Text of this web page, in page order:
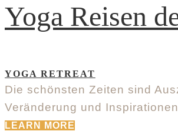
Yoga Reisen
YOGA RETREAT
Die schönsten Zeiten sind
Veränderung und
LEARN MORE